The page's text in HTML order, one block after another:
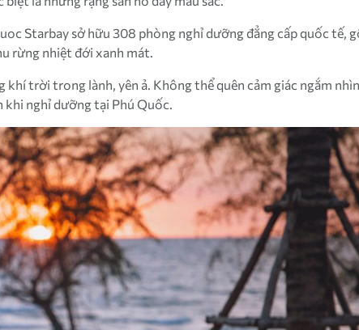
Starbay sở hữu 308 phòng nghỉ dưỡng đẳng cấp quốc tế,
rừng nhiệt đới xanh mát.
trời trong lành, yên ả. Không thể quên cảm giác ngắm
nghỉ dưỡng tại Phú Quốc.